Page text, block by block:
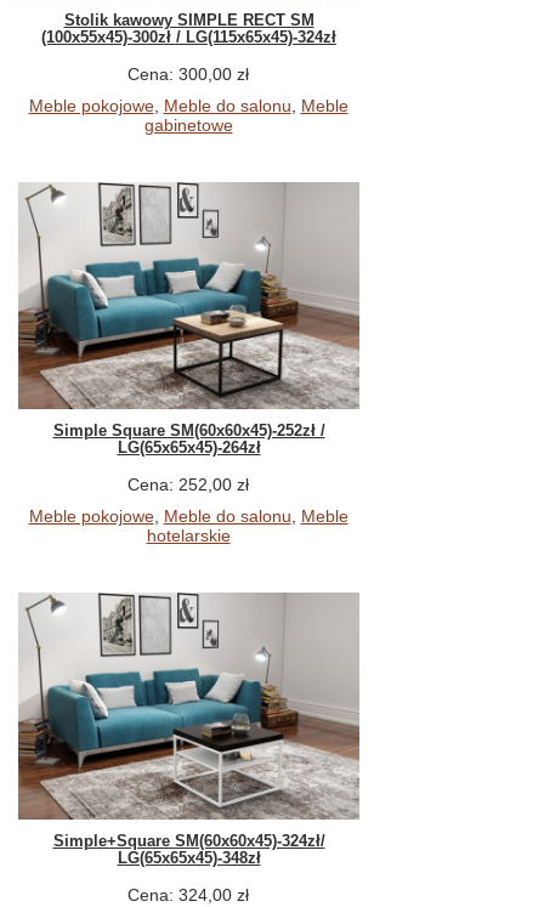
Stolik kawowy SIMPLE RECT SM
(100x55x45)-300zł / LG(115x65x45)-324zł
Cena: 300,00 zł
Meble pokojowe, Meble do salonu
Meble
gabinetowe
Simple Square SM(60x60x45)-252zł /
LG(65x65x45)-264zł
Cena: 252,00 zł
Meble pokojowe, Meble do salonu
Meble
hotelarskie
Simple+Square SM(60x60x45)-324zł/
LG(65x65x45)-348zł
Cena: 324,00 zł